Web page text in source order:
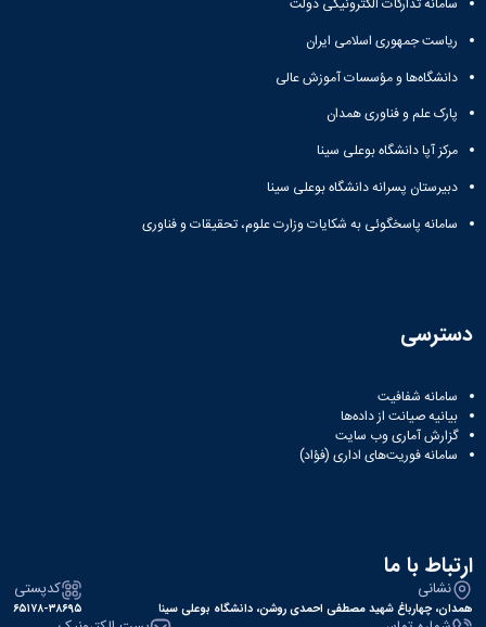
سامانه تدارکات الکترونیکی دولت
ریاست جمهوری اسلامی ایران
دانشگاه‌ها و مؤسسات آموزش عالی
پارک علم و فناوری همدان
مرکز آپا دانشگاه بوعلی سینا
دبیرستان پسرانه دانشگاه بوعلی سینا
سامانه پاسخگوئی به شکایات وزارت علوم، تحقیقات و فناوری
دسترسی
سامانه شفافیت
بیانیه صیانت از داده‌ها
گزارش آماری وب‌ سایت
سامانه فوریت‌های اداری (فؤاد)
ارتباط با ما
نشانی
همدان، چهارباغ شهید مصطفی احمدی روشن، دانشگاه بوعلی سینا
کدپستی
۶۵۱۷۸-۳۸۶۹۵